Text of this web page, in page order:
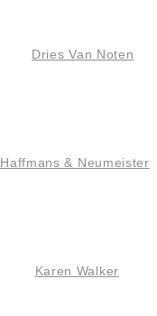
Dries Van Noten
Haffmans & Neumeister
Karen Walker